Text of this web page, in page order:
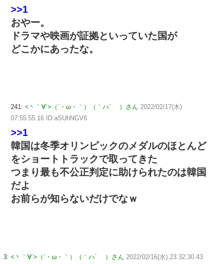
>>1
おやー。
ドラマや映画が証拠といっていた国が
どこかにあったな。
241: <丶｀∀´>（´・ω・｀）（｀ハ´ ）さん 2022/02/17(木)
07:55:55.16 ID:aSUhNGV6
>>1
韓国は冬季オリンピックのメダルのほとんど
をショートトラックで取ってきた
つまり最も不公正判定に助けられたのは韓国
だよ
お前らが知らないだけでなｗ
3: <丶｀∀´>（´・ω・｀）（｀ハ´ ）さん 2022/02/16(水) 23:32:30.43